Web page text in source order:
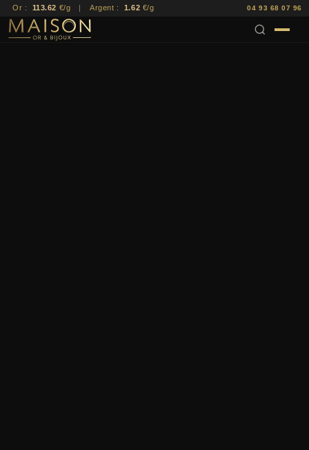
Or : 113.62 €/g | Argent : 1.62 €/g 04 93 68 07 96